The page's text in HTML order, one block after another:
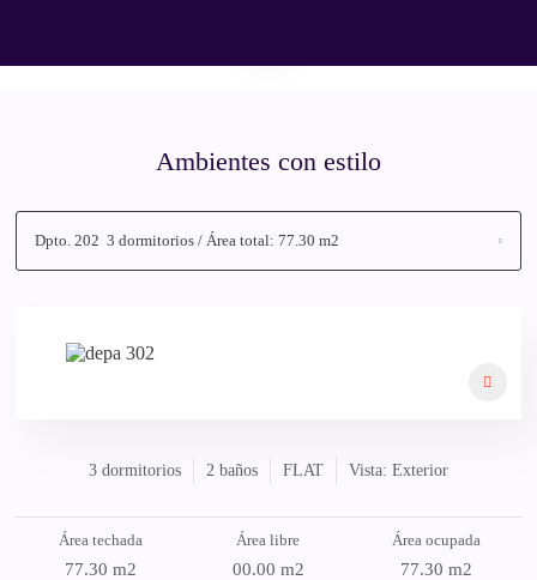
Ambientes con estilo
Dpto. 202 3 dormitorios / Área total: 77.30 m2
3 dormitorios 2 baños FLAT Vista: Exterior
Área techada
77.30 m2
Área libre
00.00 m2
Área ocupada
77.30 m2